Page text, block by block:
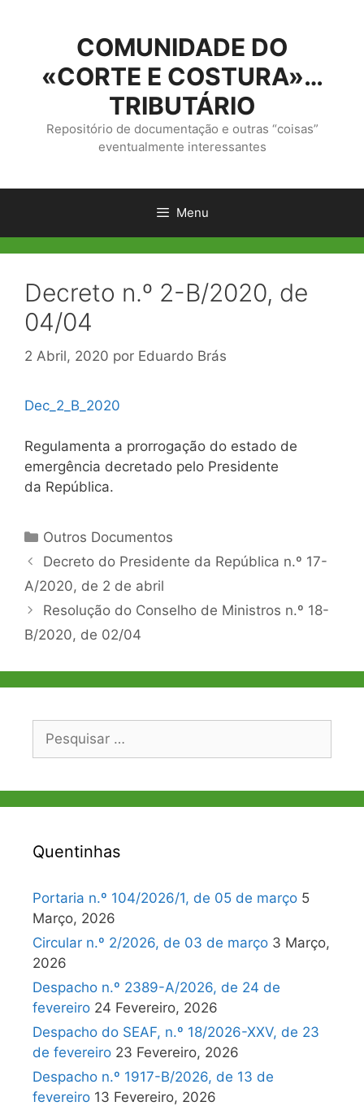
conteúdo
COMUNIDADE DO
«CORTE E COSTURA»…
TRIBUTÁRIO
Repositório de documentação e outras “coisas”
eventualmente interessantes
Menu
Decreto n.º 2-B/2020, de
04/04
2 Abril, 2020 por Eduardo Brás
Dec_2_B_2020
Regulamenta a prorrogação do estado de
emergência decretado pelo Presidente
da República.
Categorias
Outros Documentos
Navegação
de
Decreto do Presidente da República n.º 17-
A/2020, de 2 de abril
Resolução do Conselho de Ministros n.º 18-
B/2020, de 02/04
Pesquisar
Quentinhas
Portaria n.º 104/2026/1, de 05 de março 5
Março, 2026
Circular n.º 2/2026, de 03 de março 3 Março,
2026
Despacho n.º 2389-A/2026, de 24 de
fevereiro 24 Fevereiro, 2026
Despacho do SEAF, n.º 18/2026-XXV, de 23
de fevereiro 23 Fevereiro, 2026
Despacho n.º 1917-B/2026, de 13 de
fevereiro 13 Fevereiro, 2026